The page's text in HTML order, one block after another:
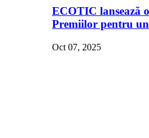
ECOTIC lansează
Premiilor pentru
Oct 07, 2025